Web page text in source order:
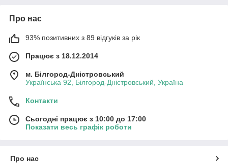
Про нас
93% позитивних з 89 відгуків за рік
Працює з 18.12.2014
м. Білгород-Дністровський
Українська 92, Білгород-Дністровський, Україна
Контакти
Сьогодні працює з 10:00 до 17:00
Показати весь графік роботи
Про нас